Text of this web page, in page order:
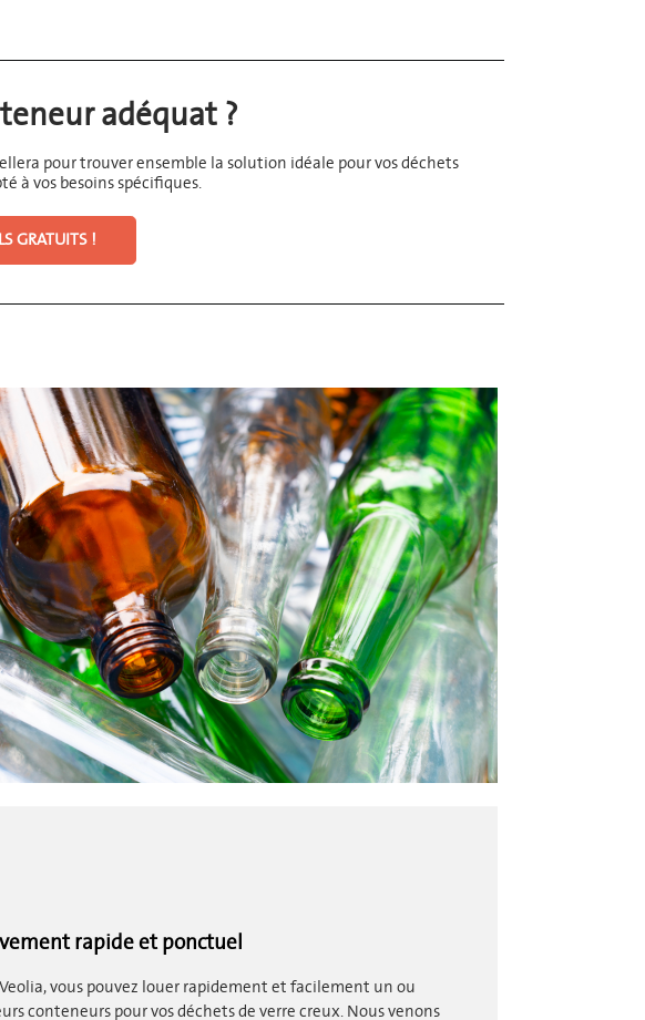
adéquat ?
pour trouver ensemble la solution idéale pour vos déchets
à vos besoins spécifiques.
GRATUITS !
rapide et ponctuel
vous pouvez louer rapidement et facilement un ou
conteneurs pour vos déchets de verre creux. Nous venons